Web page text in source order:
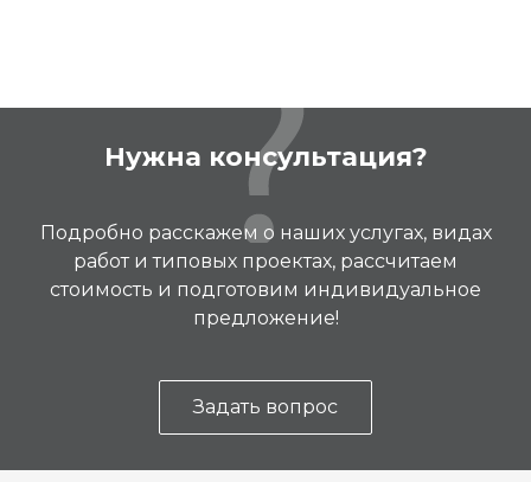
Нужна консультация?
Подробно расскажем о наших услугах, видах
работ и типовых проектах, рассчитаем
стоимость и подготовим индивидуальное
предложение!
Задать вопрос